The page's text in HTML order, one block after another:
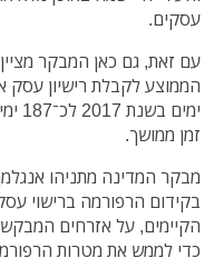
עסקים.
עם זאת, גם כאן המבקר
זמן ממושך.
מבקר המדינה מתניהו
בקידום הרפורמה ברישוי
הקיימים, על אזרחים
כדי לממש את מטרות